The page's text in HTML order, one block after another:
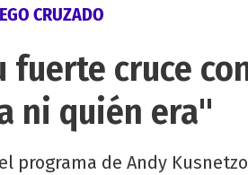
CRUZADO
fuerte cruce
ni quién era"
programa de Andy